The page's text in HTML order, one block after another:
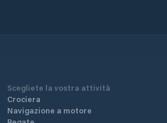
Scegliete la vostra attività
Crociera
Navigazione a motore